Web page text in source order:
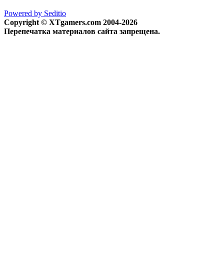
Powered by Seditio
Copyright © XTgamers.com 2004-2026
Перепечатка материалов сайта запрещена.